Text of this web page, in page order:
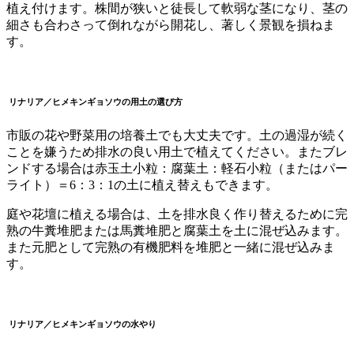
植え付けます。株間が狭いと徒長して軟弱な茎になり、茎の
細さも合わさって倒れながら開花し、著しく景観を損ねま
す。
リナリア／ヒメキンギョソウの用土の選び方
市販の花や野菜用の培養土でも大丈夫です。土の過湿が続く
ことを嫌うため排水の良い用土で植えてください。またブレ
ンドする場合は赤玉土小粒：腐葉土：軽石小粒（またはパー
ライト）＝6：3：1の土に植え替えもできます。
庭や花壇に植える場合は、土を排水良く作り替えるために完
熟の牛糞堆肥または馬糞堆肥と腐葉土を土に混ぜ込みます。
また元肥として完熟の有機肥料を堆肥と一緒に混ぜ込みま
す。
リナリア／ヒメキンギョソウの水やり